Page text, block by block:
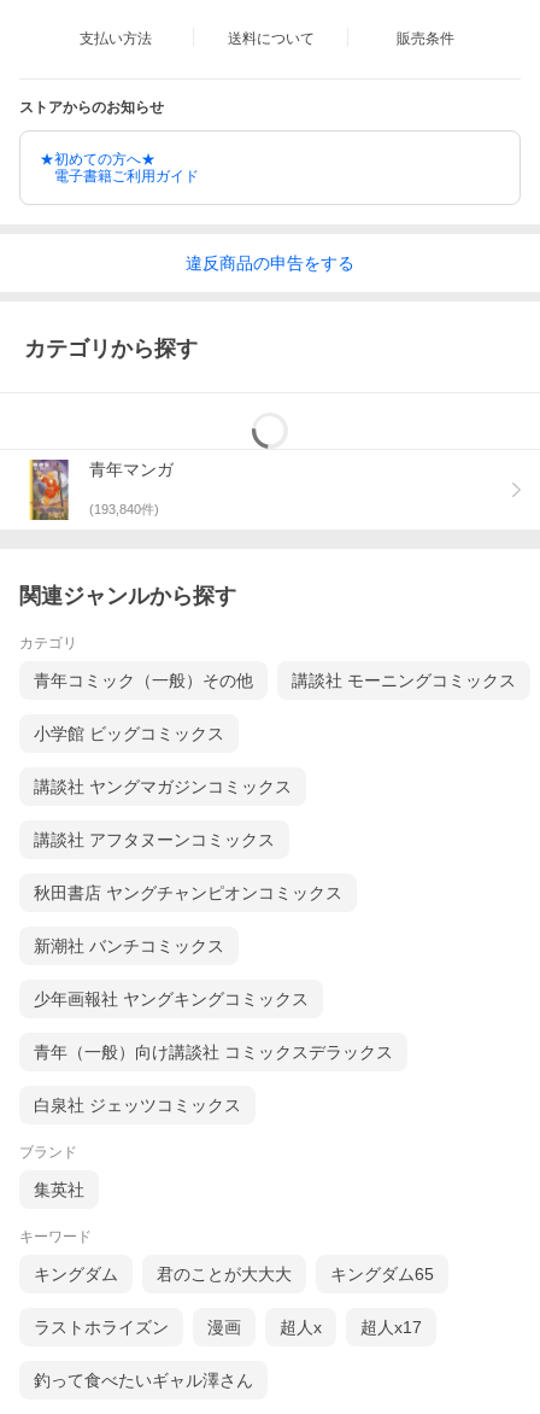
支払い方法 送料について 販売条件
ストアからのお知らせ
★初めての方へ★
電子書籍ご利用ガイド
違反商品の申告をする
カテゴリから探す
青年マンガ
(193,840件)
関連ジャンルから探す
カテゴリ
青年コミック（一般）その他 講談社 モーニングコミックス
小学館 ビッグコミックス
講談社 ヤングマガジンコミックス
講談社 アフタヌーンコミックス
秋田書店 ヤングチャンピオンコミックス
新潮社 バンチコミックス
少年画報社 ヤングキングコミックス
青年（一般）向け講談社 コミックスデラックス
白泉社 ジェッツコミックス
ブランド
集英社
キーワード
キングダム 君のことが大大大 キングダム65
ラストホライズン 漫画 超人x 超人x17
釣って食べたいギャル澤さん